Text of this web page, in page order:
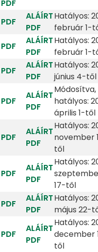
PDF
PDF
ALÁÍRT
PDF
Hatályos:
február 1-
PDF
ALÁÍRT
PDF
Hatályos:
február 1-
PDF
ALÁÍRT
PDF
Hatályos:
június 4-től
PDF
ALÁÍRT
PDF
Módosítva,
hatályos:
április 1-től
PDF
ALÁÍRT
PDF
Hatályos:
november
től
PDF
ALÁÍRT
PDF
Hatályos:
17-től
PDF
ALÁÍRT
PDF
Hatályos:
május 22-
PDF
ALÁÍRT
PDF
Hatályos:
december
től